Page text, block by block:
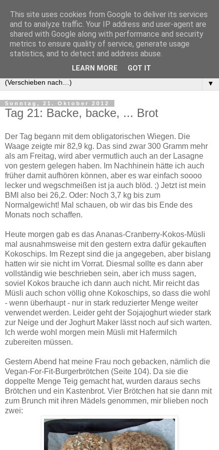
Feegarn
Veganes Essen, Attachment Parenting und lustige
▼
Sonntag, 21. Oktober 2012
Tag 21: Backe, backe, ... Brot
Der Tag begann mit dem obligatorischen Wiegen. Die
Waage zeigte mir 82,9 kg. Das sind zwar 300 Gramm mehr
als am Freitag, wird aber vermutlich auch an der Lasagne
von gestern gelegen haben. Im Nachhinein hätte ich auch
früher damit aufhören können, aber es war einfach soooo
lecker und wegschmeißen ist ja auch blöd. ;) Jetzt ist mein
BMI also bei 26,2. Oder: Noch 3,7 kg bis zum
Normalgewicht! Mal schauen, ob wir das bis Ende des
Monats noch schaffen.
Heute morgen gab es das Ananas-Cranberry-Kokos-Müsli
mal ausnahmsweise mit den gestern extra dafür gekauften
Kokoschips. Im Rezept sind die ja angegeben, aber bislang
hatten wir sie nicht im Vorrat. Diesmal sollte es dann aber
vollständig wie beschrieben sein, aber ich muss sagen,
soviel Kokos brauche ich dann auch nicht. Mir reicht das
Müsli auch schon völlig ohne Kokoschips, so dass die wohl
- wenn überhaupt - nur in stark reduzierter Menge weiter
verwendet werden. Leider geht der Sojajoghurt wieder stark
zur Neige und der Joghurt Maker lässt noch auf sich warten.
Ich werde wohl morgen mein Müsli mit Hafermilch
zubereiten müssen.
Gestern Abend hat meine Frau noch gebacken, nämlich die
Vegan-For-Fit-Burgerbrötchen (Seite 104). Da sie die
doppelte Menge Teig gemacht hat, wurden daraus sechs
Brötchen und ein Kastenbrot. Vier Brötchen hat sie dann mit
zum Brunch mit ihren Mädels genommen, mir blieben noch
zwei:
This site uses cookies from Google to deliver its services
and to analyze traffic. Your IP address and user-agent are
shared with Google along with performance and security
metrics to ensure quality of service, generate usage
statistics, and to detect and address abuse.
LEARN MORE GOT IT